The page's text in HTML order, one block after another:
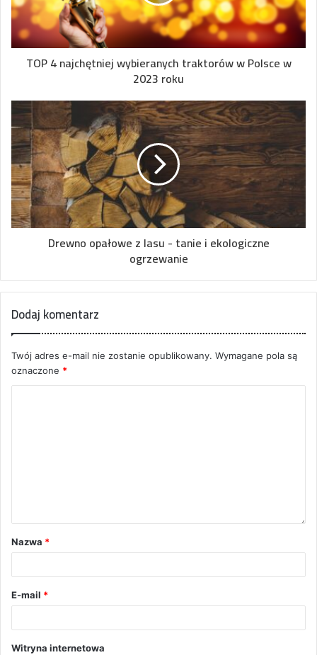
TOP 4 najchętniej wybieranych traktorów w Polsce w
2023 roku
Drewno opałowe z lasu - tanie i ekologiczne
ogrzewanie
Dodaj komentarz
Twój adres e-mail nie zostanie opublikowany. Wymagane pola są
oznaczone *
Nazwa *
E-mail *
Witryna internetowa